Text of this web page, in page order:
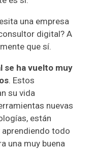
una empresa
digital? A
que sí.
se ha vuelto muy
. Estos
su vida
nuevas
están
todo
una muy buena